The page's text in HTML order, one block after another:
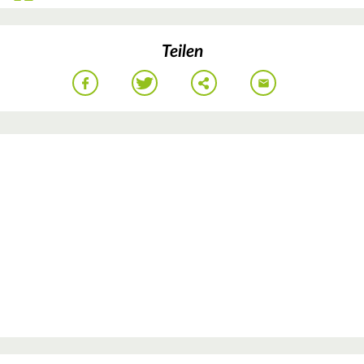
Teilen